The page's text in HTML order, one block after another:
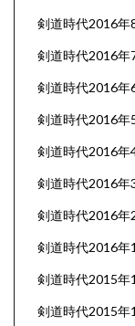
剣道時代2016年
剣道時代2016年
剣道時代2016年
剣道時代2016年
剣道時代2016年
剣道時代2016年
剣道時代2016年
剣道時代2016年
剣道時代2015年
剣道時代2015年